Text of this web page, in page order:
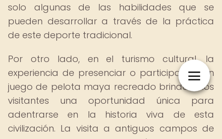
solo algunas de las habilidades que se
pueden desarrollar a través de la práctica
de este deporte tradicional.
Por otro lado, en el turismo cultural, la
experiencia de presenciar o participar en un
juego de pelota maya recreado brinda a los
visitantes una oportunidad única para
adentrarse en la historia viva de esta
civilización. La visita a antiguos campos de